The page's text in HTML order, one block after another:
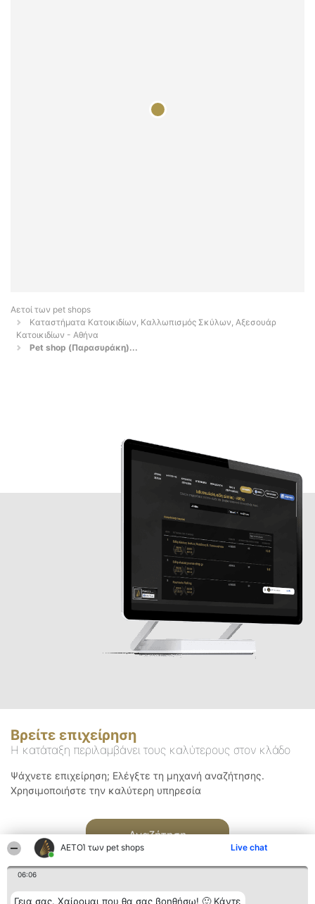
ΑΕΤΟΊ των pet shops Live chat
06:06
Γεια σας. Χαίρομαι που θα σας βοηθήσω! 🙂 Κάντε
Αετοί των pet shops
Καταστήματα Κατοικιδίων, Καλλωπισμός Σκύλων, Αξεσουάρ
Κατοικιδίων - Αθήνα
Pet shop (Παρασυράκη)...
Βρείτε επιχείρηση
Η κατάταξη περιλαμβάνει τους καλύτερους στον κλάδο
Ψάχνετε επιχείρηση; Ελέγξτε τη μηχανή αναζήτησης.
Χρησιμοποιήστε την καλύτερη υπηρεσία
Αναζήτηση